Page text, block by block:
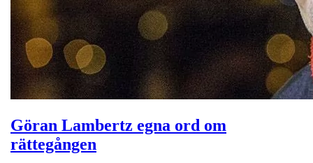
Göran Lambertz egna ord om
rättegången